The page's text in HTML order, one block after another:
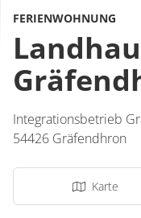
FERIENWOHNUNG
Integrationsbetrieb
54426 Gräfendhron
Karte